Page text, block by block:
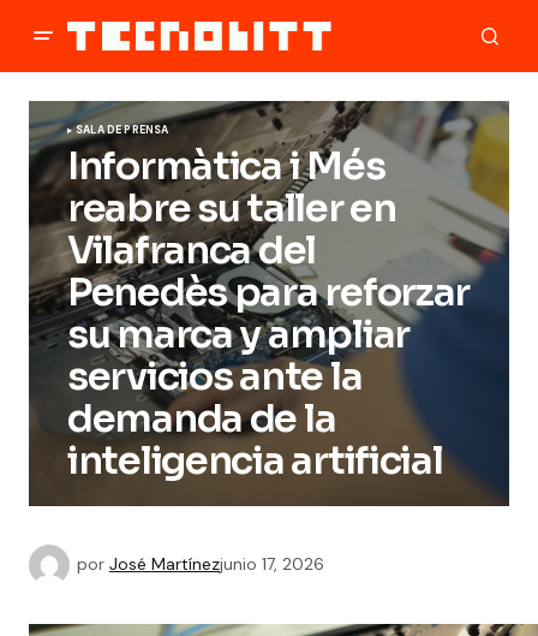
SALA DE PRENSA
Informàtica i Més
reabre su taller en
Vilafranca del
Penedès para reforzar
su marca y ampliar
servicios ante la
demanda de la
inteligencia artificial
por José Martínezjunio 17, 2026